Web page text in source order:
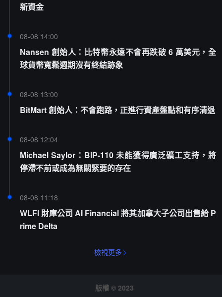
新資金
08-08 14:00
Nansen 創始人：比特幣永遠不會再跌破 6 萬美元，全
球貨幣寬鬆週期沒有終結跡象
08-08 13:00
BitMart 創始人：不會跑路，正進行資產盤點和有序清退
08-08 12:04
Michael Saylor：BIP-110 未能獲得廣泛礦工支持，將
停滯不前或成為無關緊要的存在
08-08 11:18
WLFI 財庫公司 AI Financial 將其加拿大子公司出售給 P
rime Delta
檢視更多
版權 © 2023